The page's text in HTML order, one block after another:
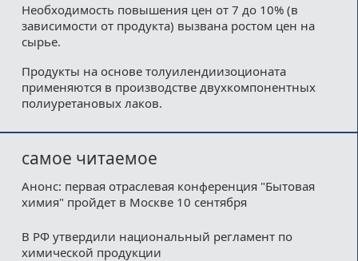
Необходимость повышения цен от 7 до 10% (в
зависимости от продукта) вызвана ростом цен на
сырье.
Продукты на основе толуилендиизоционата
применяются в производстве двухкомпонентных
полиуретановых лаков.
самое читаемое
Анонс: первая отраслевая конференция "Бытовая
химия" пройдет в Москве 10 сентября
В РФ утвердили национальный регламент по
химической продукции